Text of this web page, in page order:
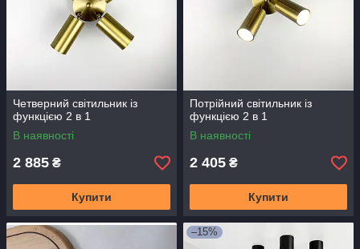
Четверний світильник із
функцією 2 в 1
В наявності
2 885 ₴
Купити
Потрійний світильник із
функцією 2 в 1
В наявності
2 405 ₴
Купити
–15%